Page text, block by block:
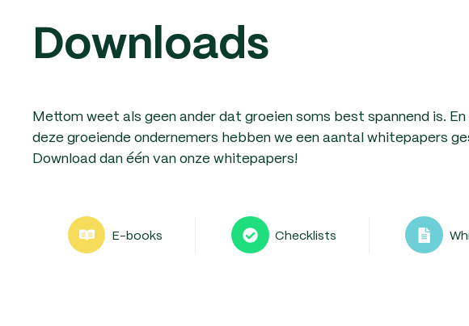
Downloads
Mettom weet als geen ander dat groeien soms best spannend is.
deze groeiende ondernemers hebben we een aantal whitepapers
Download dan één van onze whitepapers!
E-books Checklists